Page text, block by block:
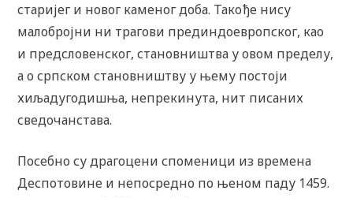
старијег и новог каменог доба. Такође нису
малобројни ни трагови прединдоевропског, као
и предсловенског, становништва у овом пределу,
а о српском становништву у њему постоји
хиљадугодишња, непрекинута, нит писаних
сведочанстава.
Посебно су драгоцени споменици из времена
Деспотовине и непосредно по њеном паду 1459.